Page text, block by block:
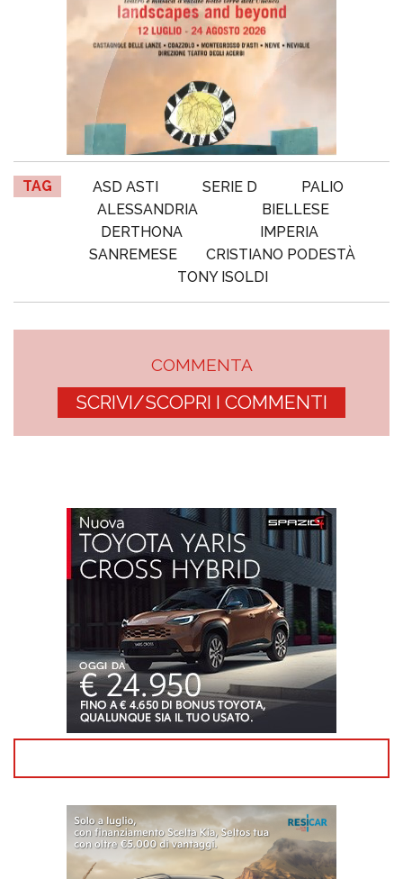
TAG ASD ASTI SERIE D
PALIO
ALESSANDRIA
BIELLESE
DERTHONA
IMPERIA
SANREMESE
CRISTIANO PODESTÀ
TONY ISOLDI
COMMENTA
SCRIVI/SCOPRI I COMMENTI